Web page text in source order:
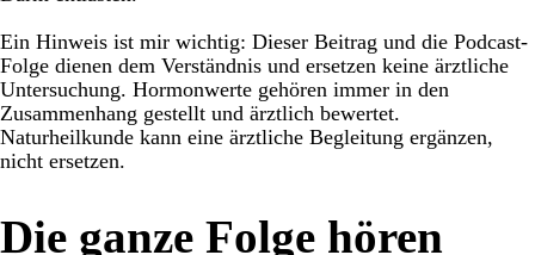
Ein Hinweis ist mir wichtig: Dieser Beitrag und die Podcast-
Folge dienen dem Verständnis und ersetzen keine ärztliche
Untersuchung. Hormonwerte gehören immer in den
Zusammenhang gestellt und ärztlich bewertet.
Naturheilkunde kann eine ärztliche Begleitung ergänzen,
nicht ersetzen.
Die ganze Folge hören